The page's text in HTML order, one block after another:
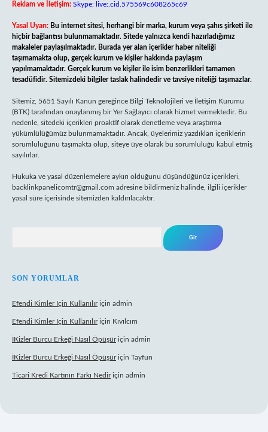
Reklam ve İletişim: Skype: live:.cid.575569c608265c69
Yasal Uyarı: Bu internet sitesi, herhangi bir marka, kurum veya şahıs şirketi ile
hiçbir bağlantısı bulunmamaktadır. Sitede yalnızca kendi hazırladığımız
makaleler paylaşılmaktadır. Burada yer alan içerikler haber niteliği
taşımamakta olup, gerçek kurum ve kişiler hakkında paylaşım
yapılmamaktadır. Gerçek kurum ve kişiler ile isim benzerlikleri tamamen
tesadüfidir. Sitemizdeki bilgiler taslak halindedir ve tavsiye niteliği taşımazlar.
Sitemiz, 5651 Sayılı Kanun gereğince Bilgi Teknolojileri ve İletişim Kurumu
(BTK) tarafından onaylanmış bir Yer Sağlayıcı olarak hizmet vermektedir. Bu
nedenle, sitedeki içerikleri proaktif olarak denetleme veya araştırma
yükümlülüğümüz bulunmamaktadır. Ancak, üyelerimiz yazdıkları içeriklerin
sorumluluğunu taşımakta olup, siteye üye olarak bu sorumluluğu kabul etmiş
sayılırlar.
Hukuka ve yasal düzenlemelere aykırı olduğunu düşündüğünüz içerikleri,
backlinkpanelicomtr@gmail.com adresine bildirmeniz halinde, ilgili içerikler
yasal süre içerisinde sitemizden kaldırılacaktır.
SON YORUMLAR
Efendi Kimler Için Kullanılıriçin admin
Efendi Kimler Için Kullanılıriçin Kıvılcım
İKizler Burcu Erkeği Nasıl Öpüşüriçin admin
İKizler Burcu Erkeği Nasıl Öpüşüriçin Tayfun
Ticari Kredi Kartının Farkı Nediriçin admin